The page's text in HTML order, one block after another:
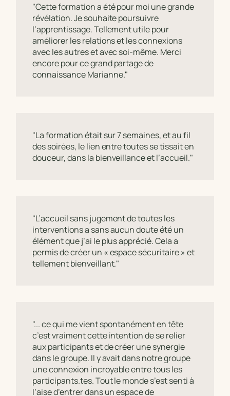
"Cette formation a été pour moi une grande
révélation. Je souhaite poursuivre
l’apprentissage. Tellement utile pour
améliorer les relations et les connexions
avec les autres et avec soi-même. Merci
encore pour ce grand partage de
connaissance Marianne."
"La formation était sur 7 semaines, et au fil
des soirées, le lien entre toutes se tissait en
douceur, dans la bienveillance et l’accueil."
"L’accueil sans jugement de toutes les
interventions a sans aucun doute été un
élément que j’ai le plus apprécié. Cela a
permis de créer un « espace sécuritaire » et
tellement bienveillant."
"... ce qui me vient spontanément en tête
c’est vraiment cette intention de se relier
aux participants et de créer une synergie
dans le groupe. Il y avait dans notre groupe
une connexion incroyable entre tous les
participants.tes. Tout le monde s’est senti à
l’aise d’entrer dans un espace de